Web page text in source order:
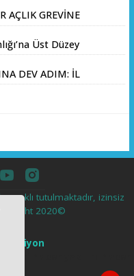
AÇLIK GREVİNE
Üst Düzey
DEV ADIM: İL
saklı tutulmaktadır, izinsiz
2020©
Aksiyon